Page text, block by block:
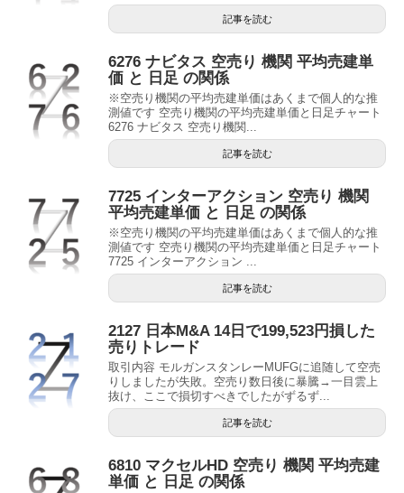
記事を読む
6276 ナビタス 空売り 機関 平均売建単
価 と 日足 の関係
※空売り機関の平均売建単価はあくまで個人的な推
測値です 空売り機関の平均売建単価と日足チャート
6276 ナビタス 空売り機関...
記事を読む
7725 インターアクション 空売り 機関
平均売建単価 と 日足 の関係
※空売り機関の平均売建単価はあくまで個人的な推
測値です 空売り機関の平均売建単価と日足チャート
7725 インターアクション ...
記事を読む
2127 日本M&A 14日で199,523円損した
売りトレード
取引内容 モルガンスタンレーMUFGに追随して空売
りしましたが失敗。空売り数日後に暴騰→一目雲上
抜け、ここで損切すべきでしたがずるず...
記事を読む
6810 マクセルHD 空売り 機関 平均売建
単価 と 日足 の関係